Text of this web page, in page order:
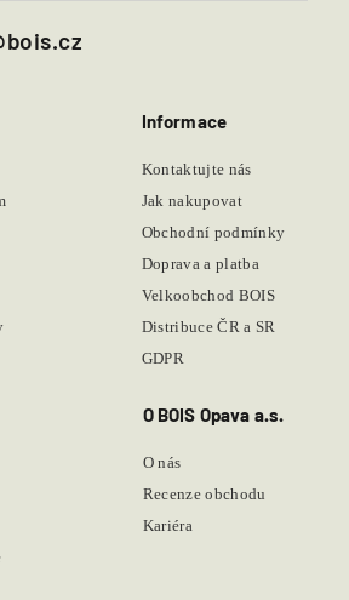
Informace
Kontaktujte nás
Jak nakupovat
Obchodní podmínky
Doprava a platba
Velkoobchod BOIS
Distribuce ČR a SR
GDPR
O BOIS Opava a.s.
O nás
Recenze obchodu
Kariéra